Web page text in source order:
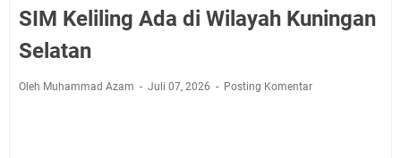
Kelaparan Meskipun Memiliki Sekarung Penuh Uang
Salat Lima Waktu itu Bukan Cuma Kewajiban, Tapi
SIM Keliling Ada di Wilayah Kuningan
Selatan
Oleh Muhammad Azam Juli 07, 2026 Posting Komentar